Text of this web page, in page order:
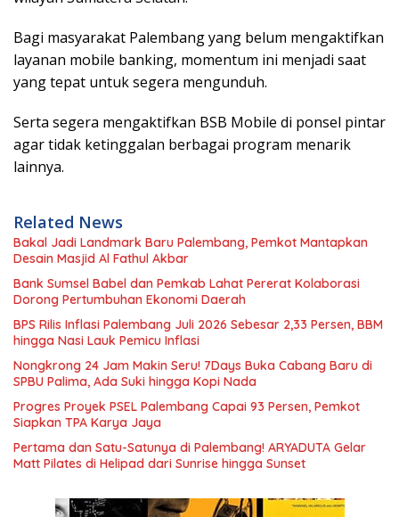
Bagi masyarakat Palembang yang belum mengaktifkan
layanan mobile banking, momentum ini menjadi saat
yang tepat untuk segera mengunduh.
Serta segera mengaktifkan BSB Mobile di ponsel pintar
agar tidak ketinggalan berbagai program menarik
lainnya.
Related News
Bakal Jadi Landmark Baru Palembang, Pemkot Mantapkan
Desain Masjid Al Fathul Akbar
Bank Sumsel Babel dan Pemkab Lahat Pererat Kolaborasi
Dorong Pertumbuhan Ekonomi Daerah
BPS Rilis Inflasi Palembang Juli 2026 Sebesar 2,33 Persen, BBM
hingga Nasi Lauk Pemicu Inflasi
Nongkrong 24 Jam Makin Seru! 7Days Buka Cabang Baru di
SPBU Palima, Ada Suki hingga Kopi Nada
Progres Proyek PSEL Palembang Capai 93 Persen, Pemkot
Siapkan TPA Karya Jaya
Pertama dan Satu-Satunya di Palembang! ARYADUTA Gelar
Matt Pilates di Helipad dari Sunrise hingga Sunset